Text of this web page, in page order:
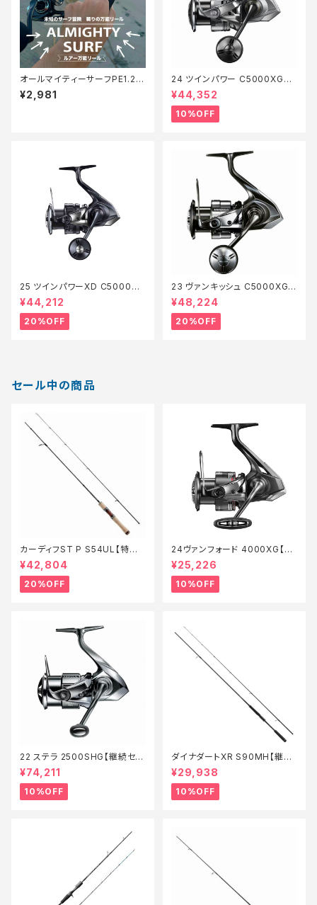
オールマイティーサーフPE1.2 2
00m【Tオリ】
¥2,981
24 ツインパワー C5000XG
【継続セール_リール】【10】
¥44,352
10%OFF
25 ツインパワーXD C5000XG
【特価リール】【20】
¥44,212
20%OFF
23 ヴァンキッシュ C5000XG
【特価リール】【20】
¥48,224
20%OFF
セール中の商品
カーディフST P S54UL【特価
ロッド】【20】
¥42,804
20%OFF
24ヴァンフォード 4000XG【継
続セール_リール】【10】
¥25,226
10%OFF
22 ステラ 2500SHG【継続セー
ル_リール】【10】
¥74,211
10%OFF
ダイナダートXR S90MH【継続
セール_ロッド】【10】
¥29,938
10%OFF